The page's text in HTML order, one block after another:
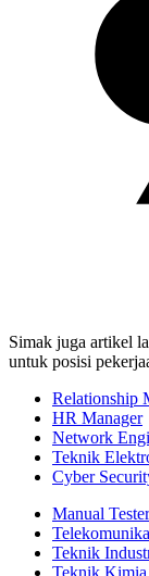
Simak juga artikel
untuk posisi
Relationship
HR Manager
Network
Teknik
Cyber
Manual Tester
Teknik